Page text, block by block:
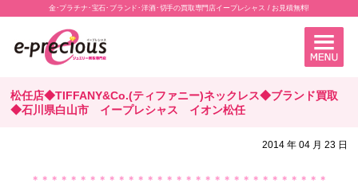
金･プラチナ･宝石･ブランド･洋酒･切手の買取専門店イープレシャス / お見積無料!
松任店◆TIFFANY&Co.(ティファニー)ネックレス◆ブランド買取
◆石川県白山市 イープレシャス イオン松任
2014 年 04 月 23 日
＊＊＊＊＊＊＊＊＊＊＊＊＊＊＊＊＊＊＊＊＊＊＊＊＊＊＊＊＊＊＊